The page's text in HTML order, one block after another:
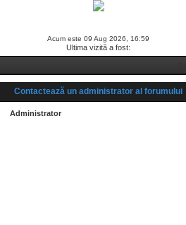
Acum este 09 Aug 2026, 16:59
Ultima vizită a fost:
Contactează un administrator al forumului
Administrator